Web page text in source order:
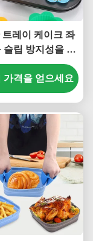
트레이 케이크 좌
슬립 방지성을 굽
한 케케묵은 실리
콘
가격을 얻으세요